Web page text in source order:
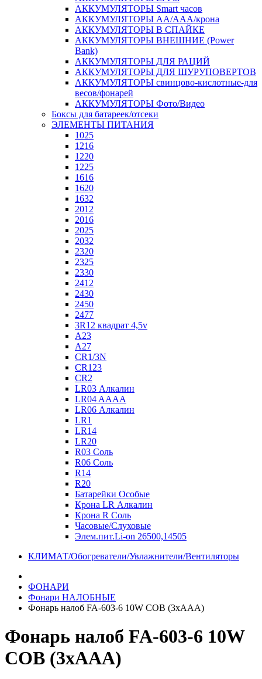
АККУМУЛЯТОРЫ Smart часов
АККУМУЛЯТОРЫ АА/ААА/крона
АККУМУЛЯТОРЫ В СПАЙКЕ
АККУМУЛЯТОРЫ ВНЕШНИЕ (Power
Bank)
АККУМУЛЯТОРЫ ДЛЯ РАЦИЙ
АККУМУЛЯТОРЫ ДЛЯ ШУРУПОВЕРТОВ
АККУМУЛЯТОРЫ свинцово-кислотные-для
весов/фонарей
АККУМУЛЯТОРЫ Фото/Видео
Боксы для батареек/отсеки
ЭЛЕМЕНТЫ ПИТАНИЯ
1025
1216
1220
1225
1616
1620
1632
2012
2016
2025
2032
2320
2325
2330
2412
2430
2450
2477
3R12 квадрат 4,5v
A23
A27
CR1/3N
CR123
CR2
LR03 Алкалин
LR04 AAAA
LR06 Алкалин
LR1
LR14
LR20
R03 Соль
R06 Соль
R14
R20
Батарейки Особые
Крона LR Алкалин
Крона R Соль
Часовые/Слуховые
Элем.пит.Li-on 26500,14505
КЛИМАТ/Обогреватели/Увлажнители/Вентиляторы
ФОНАРИ
Фонари НАЛОБНЫЕ
Фонарь налоб FA-603-6 10W COB (3xAAA)
Фонарь налоб FA-603-6 10W
COB (3xAAA)